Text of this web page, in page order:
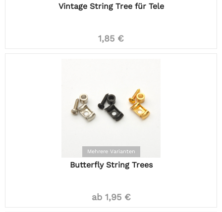
Vintage String Tree für Tele
1,85 €
Mehrere Varianten
Butterfly String Trees
ab 1,95 €